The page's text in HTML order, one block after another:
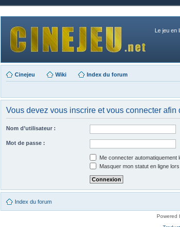
Le jeu en
Cinejeu Wiki Index du forum
Vous devez vous inscrire et vous connecter
Nom d’utilisateur :
Mot de passe :
Me connecter automatiquement
Masquer mon statut en ligne
Index du forum
Powered